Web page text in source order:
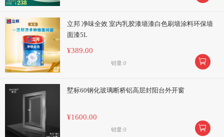
立邦 净味全效 室内乳胶漆墙漆白色刷墙涂料环保墙
面漆5L
¥389.00
销量:0 
墅标60钢化玻璃断桥铝高层封阳台外开窗
¥1600.00
销量:0 